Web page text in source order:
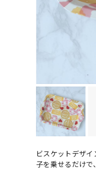
ビスケットデザ
子を乗せるだけ